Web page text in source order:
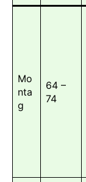
Mo
nta
g
64 –
74